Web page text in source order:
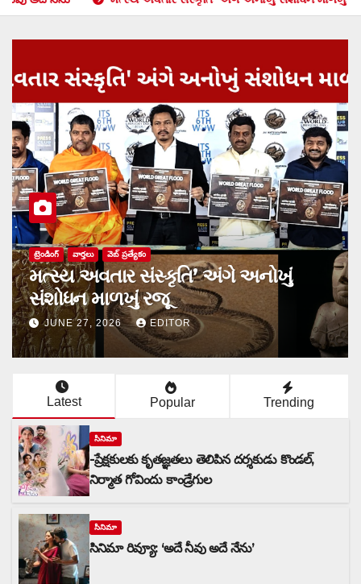
సినిమా
హృదయాలను హత్తుకునేందుకు వస్తోన్న
‘ప్రేమ డైరీలో చివరి పేజీలు’
JUNE 11, 2026 EDITOR
Latest Popular Trending
సినిమా
-ప్రేక్షకులకు కృతజ్ఞతలు తెలిపిన దర్శకుడు కొండల్,
నిర్మాత గోవిందు కాండ్రేగుల
సినిమా
సినిమా రివ్యూ: ‘అదే నీవు అదే నేను’